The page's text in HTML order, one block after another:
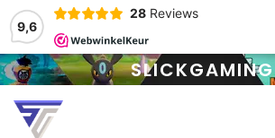
9,6
28 Reviews
SLICKGAMING